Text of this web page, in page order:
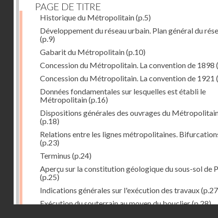
PAGE DE TITRE
Historique du Métropolitain(p.5)
Développement du réseau urbain. Plan général du
(p.9)
Gabarit du Métropolitain(p.10)
Concession du Métropolitain. La convention de 1898
Concession du Métropolitain. La convention de 1921
Données fondamentales sur lesquelles est établi le
Métropolitain(p.16)
Dispositions générales des ouvrages du
(p.18)
Relations entre les lignes métropolitaines.
(p.23)
Terminus (p.24)
Aperçu sur la constitution géologique du sous-sol de
(p.25)
Indications générales sur l'exécution des travaux
Exécution du souterrain au moyen du bouclier(p.28)